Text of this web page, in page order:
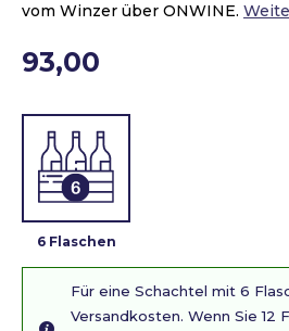
vom Winzer über ONWINE.
93,00
6 Flaschen
Für eine Schachtel mit 6
Versandkosten. Wenn Sie 12